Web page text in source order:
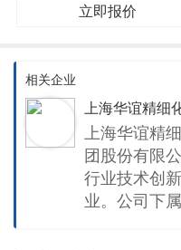
立即报价
相关企业
上海华谊精细
上海华谊精
团股份有限
行业技术创
业。公司下